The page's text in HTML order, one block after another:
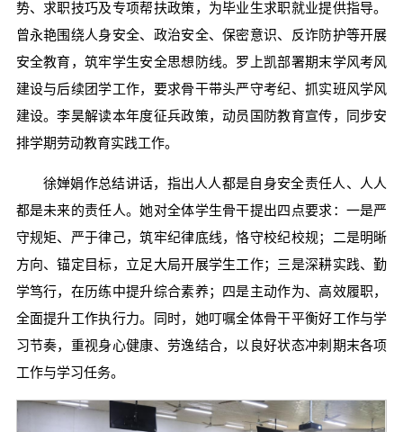
势、求职技巧及专项帮扶政策，为毕业生求职就业提供指导。
曾永艳围绕人身安全、政治安全、保密意识、反诈防护等开展
安全教育，筑牢学生安全思想防线。罗上凯部署期末学风考风
建设与后续团学工作，要求骨干带头严守考纪、抓实班风学风
建设。李昊解读本年度征兵政策，动员国防教育宣传，同步安
排学期劳动教育实践工作。
徐婵娟作总结讲话，指出人人都是自身安全责任人、人人
都是未来的责任人。她对全体学生骨干提出四点要求：一是严
守规矩、严于律己，筑牢纪律底线，恪守校纪校规；二是明晰
方向、锚定目标，立足大局开展学生工作；三是深耕实践、勤
学笃行，在历练中提升综合素养；四是主动作为、高效履职，
全面提升工作执行力。同时，她叮嘱全体骨干平衡好工作与学
习节奏，重视身心健康、劳逸结合，以良好状态冲刺期末各项
工作与学习任务。